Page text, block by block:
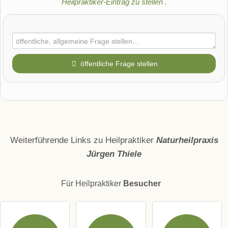
öffentliche Frage stellen
Weiterführende Links zu Heilpraktiker Naturheilpraxis
Jürgen Thiele
Für Heilpraktiker Besucher